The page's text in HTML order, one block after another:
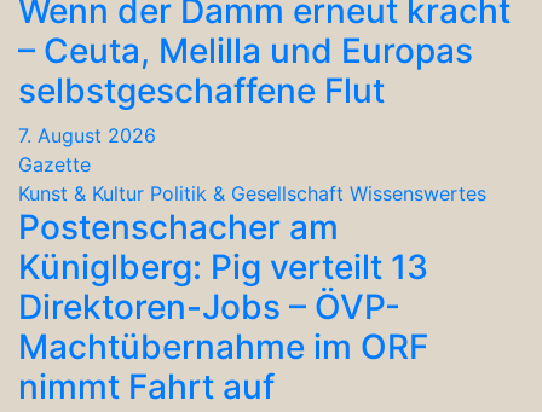
Wenn der Damm erneut kracht
– Ceuta, Melilla und Europas
selbstgeschaffene Flut
7. August 2026
Gazette
Kunst & Kultur Politik & Gesellschaft Wissenswertes
Postenschacher am
Küniglberg: Pig verteilt 13
Direktoren-Jobs – ÖVP-
Machtübernahme im ORF
nimmt Fahrt auf